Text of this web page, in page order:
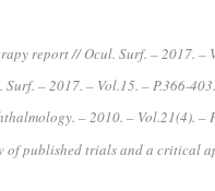
report // Ocul. Surf. – 2017. –
– 2017. – Vol.15. – P.366-403.
– 2010. – Vol.21(4). –
of published trials and a critical